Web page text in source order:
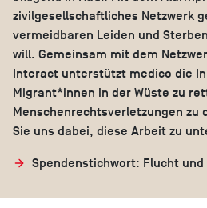
zivilgesellschaftliches Netzwerk
vermeidbaren Leiden und
will. Gemeinsam mit dem
Interact unterstützt medico die
Migrant*innen in der Wüste zu
Menschenrechtsverletzungen zu
Sie uns dabei, diese Arbeit zu
Spendenstichwort: Flucht